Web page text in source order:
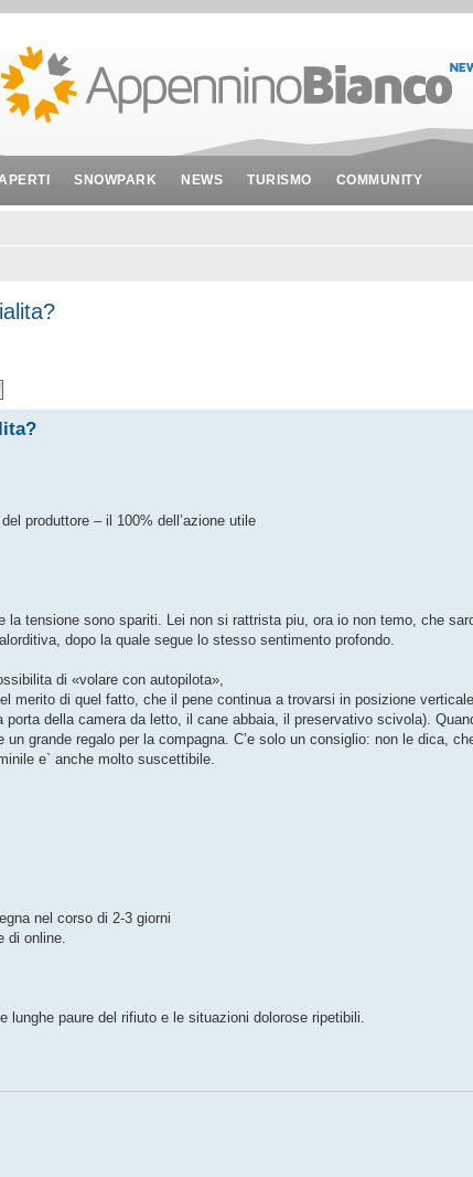
SNOWPARK NEWS TURISMO COMMUNITY
produttore – il 100% dell’azione utile
tensione sono spariti. Lei non si rattrista piu, ora io non temo, che
dopo la quale segue lo stesso sentimento profondo.
di «volare con autopilota»,
merito di quel fatto, che il pene continua a trovarsi in posizione
della camera da letto, il cane abbaia, il preservativo scivola).
grande regalo per la compagna. C’e solo un consiglio: non le dica,
e` anche molto suscettibile.
nel corso di 2-3 giorni
di online.
paure del rifiuto e le situazioni dolorose ripetibili.